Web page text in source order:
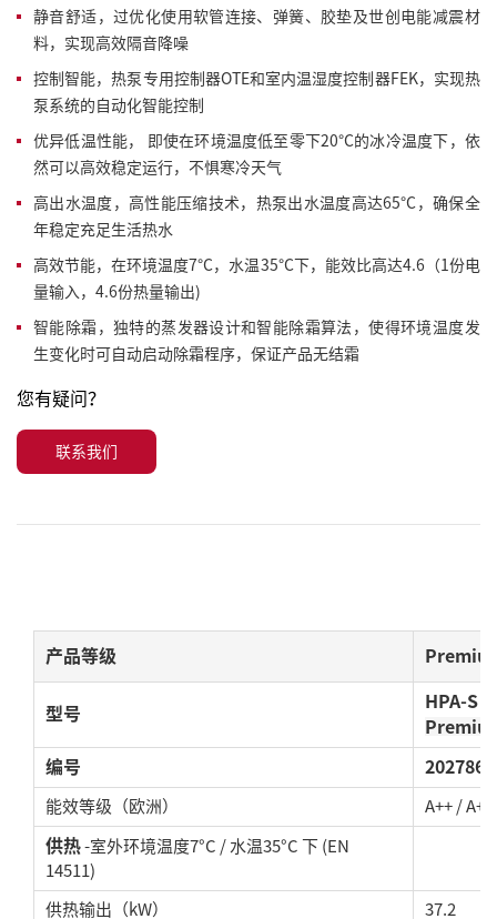
静音舒适，过优化使用软管连接、弹簧、胶垫及世创电能减震材
料，实现高效隔音降噪
控制智能，热泵专用控制器OTE和室内温湿度控制器FEK，实现热
泵系统的自动化智能控制
优异低温性能， 即使在环境温度低至零下20°C的冰冷温度下，依
然可以高效稳定运行，不惧寒冷天气
高出水温度，高性能压缩技术，热泵出水温度高达65°C，确保全
年稳定充足生活热水
高效节能，在环境温度7°C，水温35°C下，能效比高达4.6（1份电
量输入，4.6份热量输出)
智能除霜，独特的蒸发器设计和智能除霜算法，使得环境温度发
生变化时可自动启动除霜程序，保证产品无结霜
您有疑问？
联系我们
产品等级
型号
HPA-S
编号 202786
能效等级（欧洲） A++ / A++
供热 -室外环境温度7°C / 水温35°C 下 (EN
14511)
供热输出（kW） 37.2